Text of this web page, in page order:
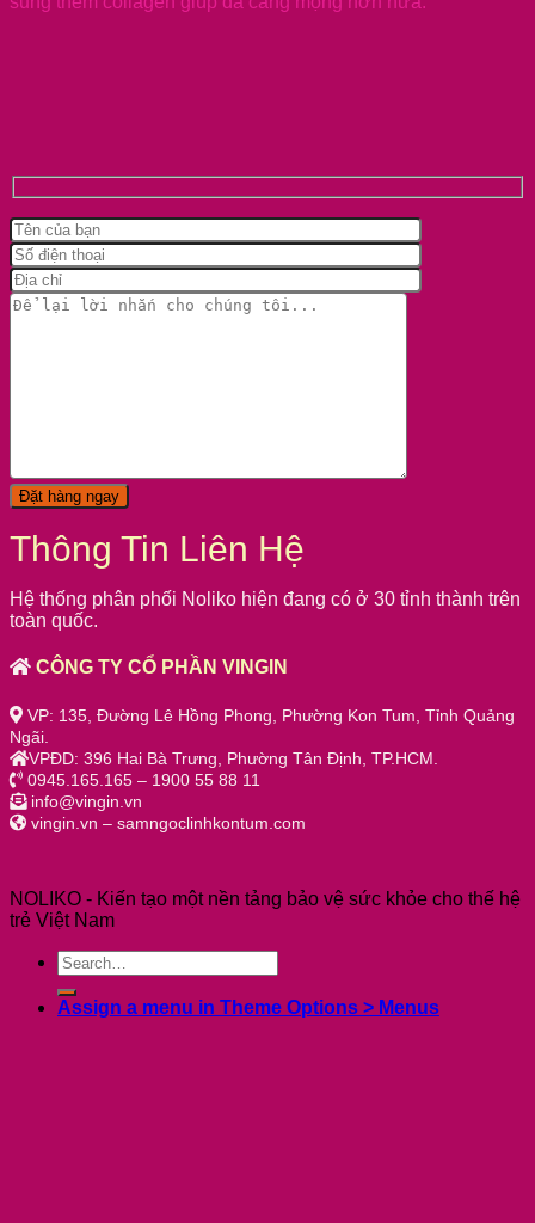
Thông Tin Liên Hệ
Hệ thống phân phối Noliko hiện đang có ở 30 tỉnh thành trên
toàn quốc.
CÔNG TY CỔ PHẦN VINGIN
VP: 135, Đường Lê Hồng Phong, Phường Kon Tum, Tỉnh Quảng
Ngãi.
VPĐD: 396 Hai Bà Trưng, Phường Tân Định, TP.HCM.
0945.165.165 – 1900 55 88 11
info@vingin.vn
vingin.vn – samngoclinhkontum.com
NOLIKO - Kiến tạo một nền tảng bảo vệ sức khỏe cho thế hệ
trẻ Việt Nam
Assign a menu in Theme Options > Menus